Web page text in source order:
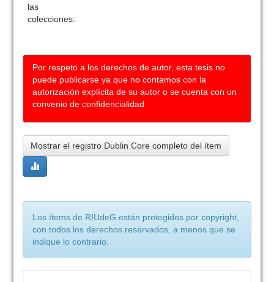
las
colecciones:
Por respeto a los derechos de autor, esta tesis no
puede publicarse ya que no contamos con la
autorización explícita de su autor o se cuenta con un
convenio de confidencialidad
Mostrar el registro Dublin Core completo del ítem
Los ítems de RIUdeG están protegidos por copyright,
con todos los derechos reservados, a menos que se
indique lo contrario.